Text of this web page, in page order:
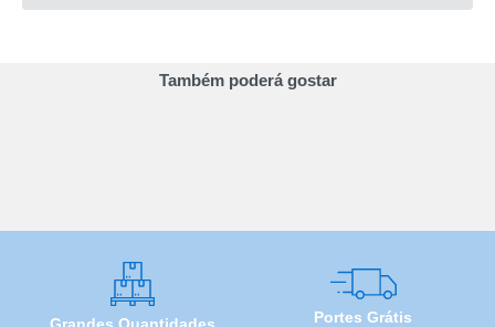
Também poderá gostar
Portes Grátis